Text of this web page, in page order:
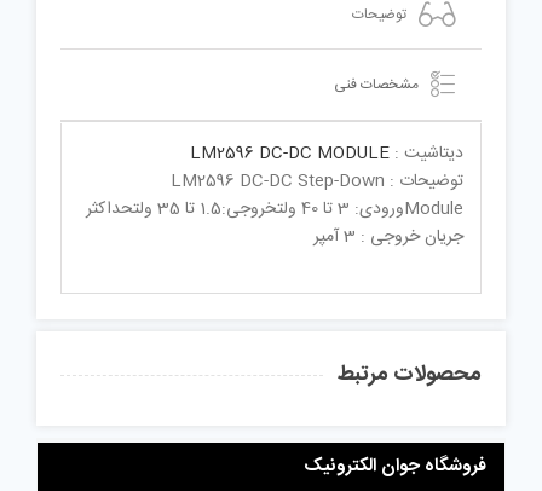
توضیحات
مشخصات فنی
دیتاشیت : LM2596 DC-DC MODULE
توضیحات : LM2596 DC-DC Step-Down
Moduleورودی: 3 تا 40 ولتخروجی:1.5 تا 35 ولتحداکثر
جریان خروجی : 3 آمپر
محصولات مرتبط
فروشگاه جوان الکترونیک